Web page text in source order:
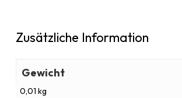
Zusätzliche Information
Gewicht
0,01 kg